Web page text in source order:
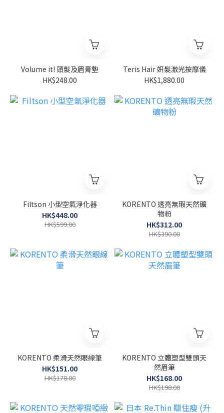
Volume it! 頭髮及眉膏墊
HK$248.00
Teris Hair 妍髮激光按摩儀
HK$1,880.00
Filtson 小型空氣淨化器
HK$448.00
HK$599.00
KORENTO 透亮無瑕天然礦
物粉
HK$312.00
HK$390.00
KORENTO 柔滑天然眼線筆
HK$151.00
HK$178.00
KORENTO 立體塑型雙頭天
然眉筆
HK$168.00
HK$198.00